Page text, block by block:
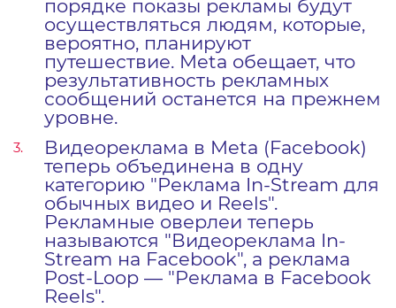
порядке показы рекламы будут
осуществляться людям, которые,
вероятно, планируют
путешествие. Meta обещает, что
результативность рекламных
сообщений останется на прежнем
уровне.
Видеореклама в Meta (Facebook)
теперь объединена в одну
категорию "Реклама In-Stream для
обычных видео и Reels".
Рекламные оверлеи теперь
называются "Видеореклама In-
Stream на Facebook", а реклама
Post-Loop — "Реклама в Facebook
Reels".